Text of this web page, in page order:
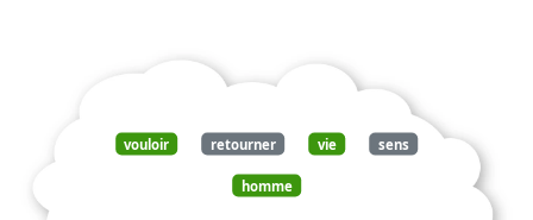
vouloir retourner vie sens
homme